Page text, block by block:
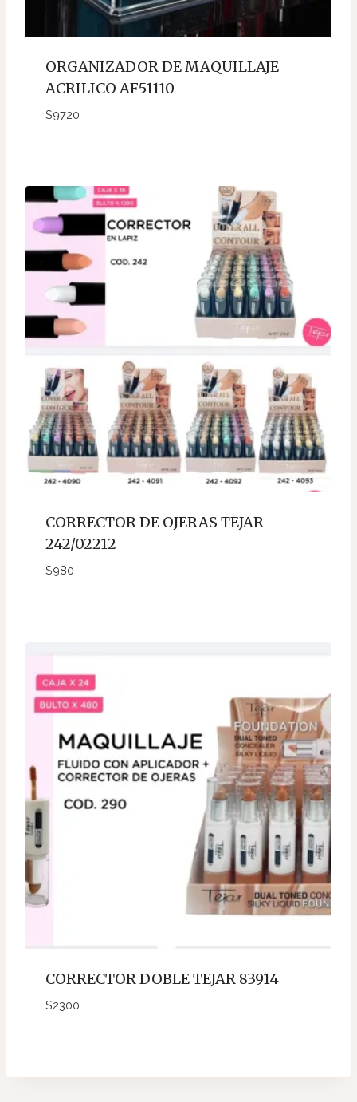
ORGANIZADOR DE MAQUILLAJE
ACRILICO AF51110
$9720
CORRECTOR DE OJERAS TEJAR
242/02212
$980
CORRECTOR DOBLE TEJAR 83914
$2300